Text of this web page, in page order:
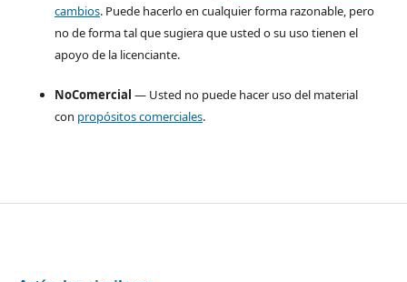
cambios. Puede hacerlo en cualquier forma razonable, pero
no de forma tal que sugiera que usted o su uso tienen el
apoyo de la licenciante.
NoComercial — Usted no puede hacer uso del material
con propósitos comerciales.